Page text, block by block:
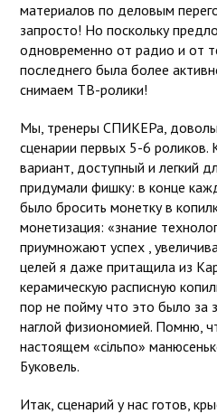
материалов по деловым
запросто! Но поскольку
одновременно от радио и от
последнего была более
снимаем ТВ-ролики!
Мы, тренеры СПИКЕРа,
сценарии первых 5-6 роликов.
вариант, доступный и легкий
придумали фишку: в конце
было бросить монетку в
монетизация: «знание
приумножают успех ,
целей я даже притащила из
керамическую расписную
пор не пойму что это было за
наглой физиономией. Помню,
настоящем «сільпо»
Буковель.
Итак, сценарий у нас готов,